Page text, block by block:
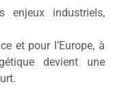
industriels,
et pour l’Europe, à
devient une